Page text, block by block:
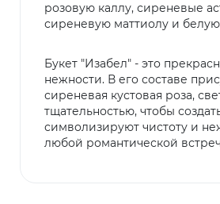
розовую каллу, сиреневые
сиреневую маттиолу и
Букет "Изабел" - это
нежности. В его составе
сиреневая кустовая роза,
тщательностью, чтобы
символизируют чистоту и
любой романтической